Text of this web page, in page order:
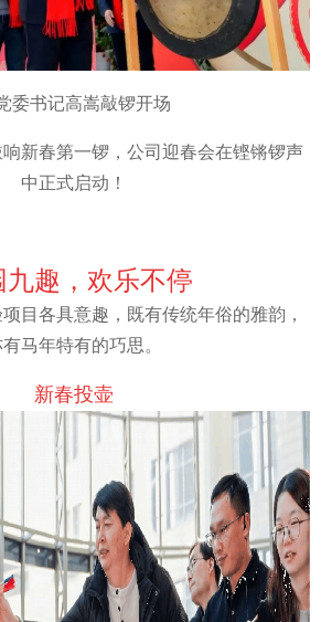
委书记高嵩敲锣开场
新春第一锣，公司迎春会在铿锵锣声
中正式启动！
九趣，欢乐不停
目各具意趣，既有传统年俗的雅韵，
马年特有的巧思。
新春投壶